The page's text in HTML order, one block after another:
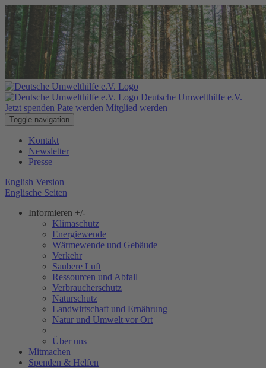
Deutsche Umwelthilfe e.V.
Jetzt spenden Pate werden Mitglied werden
Toggle navigation
Kontakt
Newsletter
Presse
English Version
Englische Seiten
Informieren +/-
Klimaschutz
Energiewende
Wärmewende und Gebäude
Verkehr
Saubere Luft
Ressourcen und Abfall
Verbraucherschutz
Naturschutz
Landwirtschaft und Ernährung
Natur und Umwelt vor Ort
Über uns
Mitmachen
Spenden & Helfen